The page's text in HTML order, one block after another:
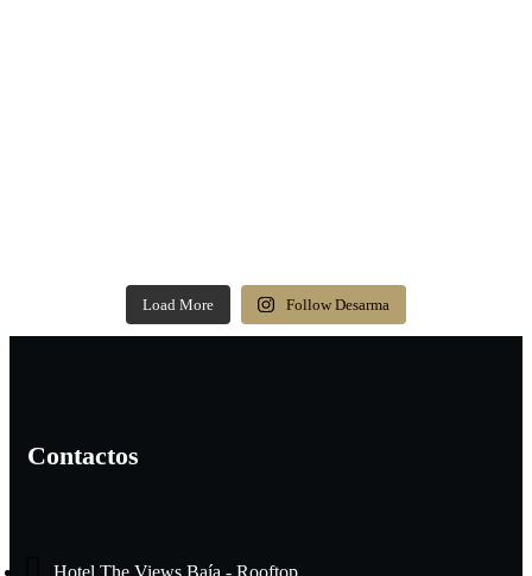
Load More Follow Desarma
Contactos
Hotel The Views Baía - Rooftop